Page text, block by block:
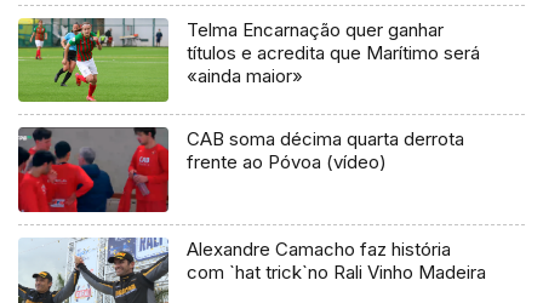
Telma Encarnação quer ganhar
títulos e acredita que Marítimo será
«ainda maior»
CAB soma décima quarta derrota
frente ao Póvoa (vídeo)
Alexandre Camacho faz história
com `hat trick`no Rali Vinho Madeira